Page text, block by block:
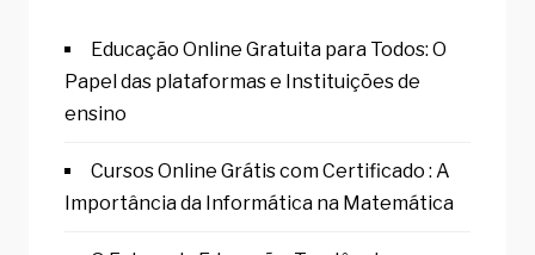
Educação Online Gratuita para Todos: O
Papel das plataformas e Instituições de
ensino
Cursos Online Grátis com Certificado : A
Importância da Informática na Matemática